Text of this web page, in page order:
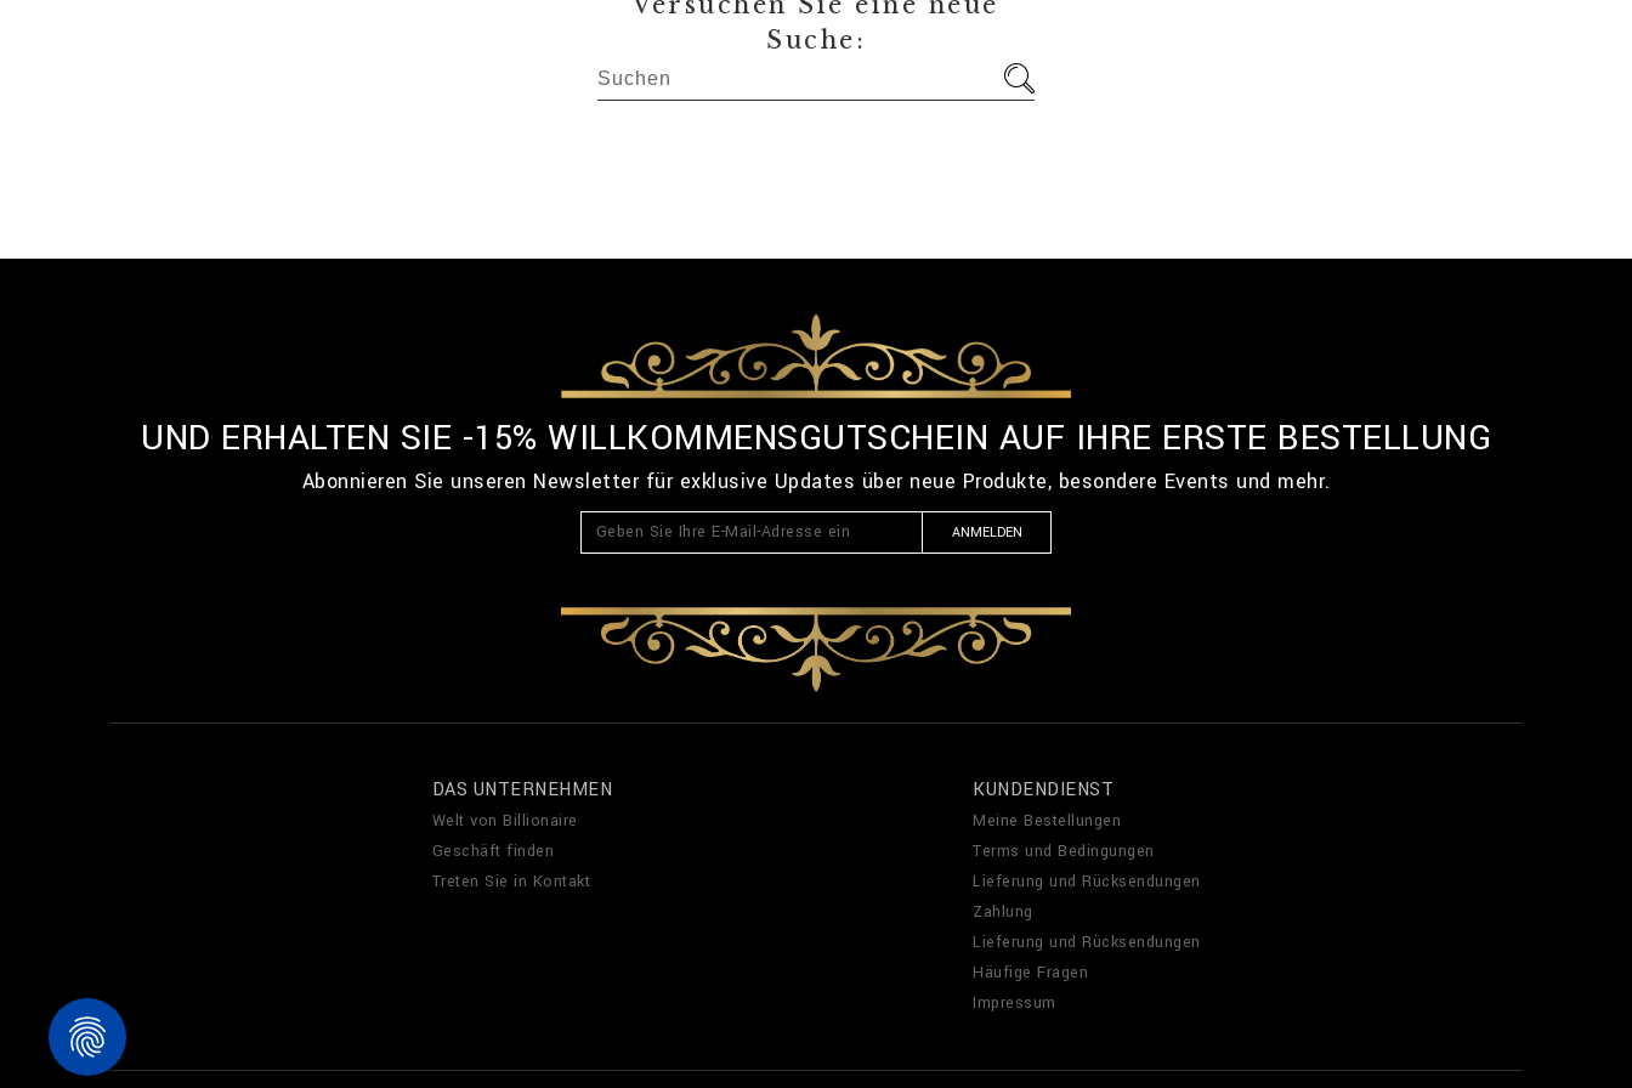
Suche:
UND ERHALTEN SIE -15% WILLKOMMENSGUTSCHEIN AUF IHRE ERSTE BESTELLUNG
Abonnieren Sie unseren Newsletter für exklusive Updates über neue Produkte, besondere Events und mehr.
ANMELDEN
DAS UNTERNEHMEN
Welt von Billionaire
Geschäft finden
Treten Sie in Kontakt
KUNDENDIENST
Meine Bestellungen
Terms und Bedingungen
Lieferung und Rücksendungen
Zahlung
Lieferung und Rücksendungen
Häufige Fragen
Impressum